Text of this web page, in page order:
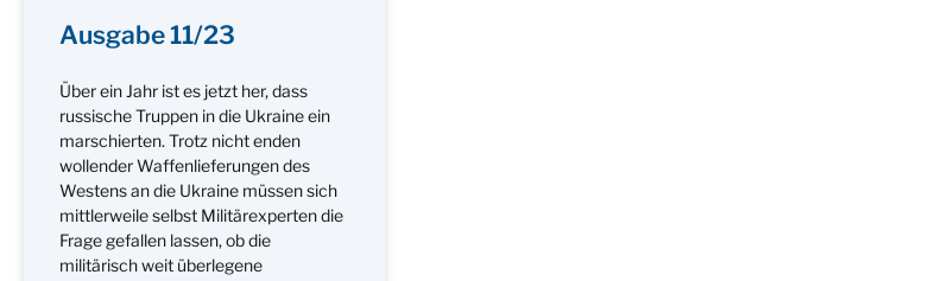
Ausgabe 11/23
Über ein Jahr ist es jetzt her, dass
russische Truppen in die Ukraine ein
marschierten. Trotz nicht enden
wollender Waffenlieferungen des
Westens an die Ukraine müssen sich
mittlerweile selbst Militärexperten die
Frage gefallen lassen, ob die
militärisch weit überlegene